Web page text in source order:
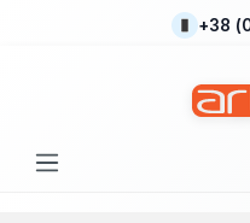
Перейти к основному
+38